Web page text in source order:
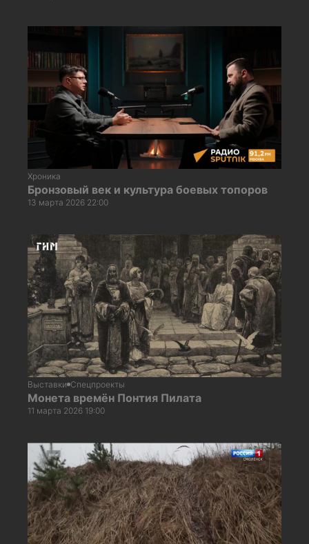
Хроника
Бронзовый век и культура боевых топоров
13 марта 2026 22:00
Выставки Спецпроекты
Монета времён Понтия Пилата
11 марта 2026 19:00